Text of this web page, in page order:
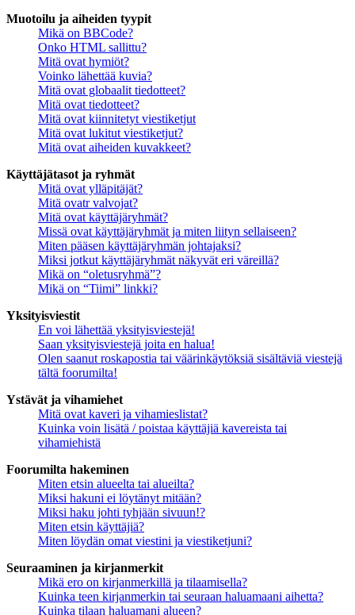
Muotoilu ja aiheiden tyypit
Mikä on BBCode?
Onko HTML sallittu?
Mitä ovat hymiöt?
Voinko lähettää kuvia?
Mitä ovat globaalit tiedotteet?
Mitä ovat tiedotteet?
Mitä ovat kiinnitetyt viestiketjut
Mitä ovat lukitut viestiketjut?
Mitä ovat aiheiden kuvakkeet?
Käyttäjätasot ja ryhmät
Mitä ovat ylläpitäjät?
Mitä ovatr valvojat?
Mitä ovat käyttäjäryhmät?
Missä ovat käyttäjäryhmät ja miten liityn sellaiseen?
Miten pääsen käyttäjäryhmän johtajaksi?
Miksi jotkut käyttäjäryhmät näkyvät eri väreillä?
Mikä on “oletusryhmä”?
Mikä on “Tiimi” linkki?
Yksityisviestit
En voi lähettää yksityisviestejä!
Saan yksityisviestejä joita en halua!
Olen saanut roskapostia tai väärinkäytöksiä sisältäviä viestejä
tältä foorumilta!
Ystävät ja vihamiehet
Mitä ovat kaveri ja vihamieslistat?
Kuinka voin lisätä / poistaa käyttäjiä kavereista tai
vihamiehistä
Foorumilta hakeminen
Miten etsin alueelta tai alueilta?
Miksi hakuni ei löytänyt mitään?
Miksi haku johti tyhjään sivuun!?
Miten etsin käyttäjiä?
Miten löydän omat viestini ja viestiketjuni?
Seuraaminen ja kirjanmerkit
Mikä ero on kirjanmerkillä ja tilaamisella?
Kuinka teen kirjanmerkin tai seuraan haluamaani aihetta?
Kuinka tilaan haluamani alueen?